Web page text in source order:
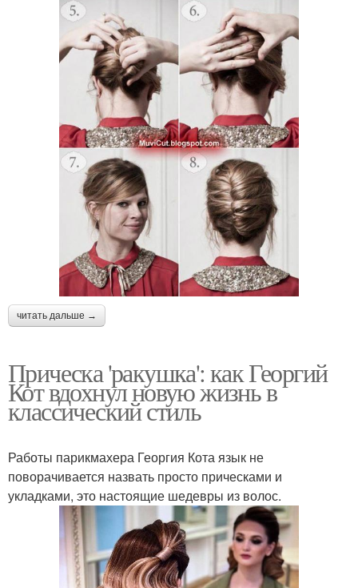
читать дальше →
Прическа 'ракушка': как Георгий
Кот вдохнул новую жизнь в
классический стиль
Работы парикмахера Георгия Кота язык не
поворачивается назвать просто прическами и
укладками, это настоящие шедевры из волос.